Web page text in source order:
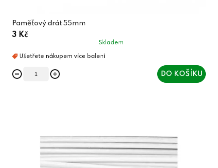
Paměťový drát 55mm
3 Kč
Skladem
DO KOŠÍKU